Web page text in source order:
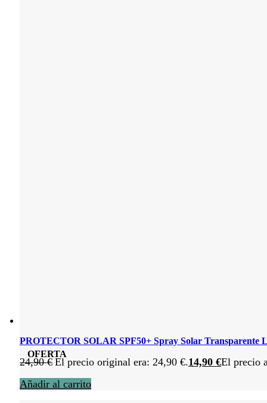
OFERTA
PROTECTOR SOLAR SPF50+ Spray Solar Transparente
24,90€ El precio original era: 24,90 €.14,90 €El precio
Añadir al carrito